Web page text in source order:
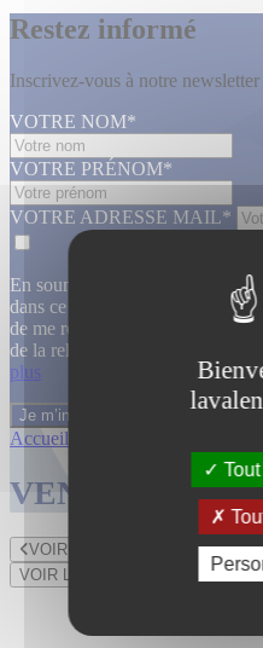
Restez informé
Inscrivez-vous à notre newsletter
VOTRE NOM*
VOTRE PRÉNOM*
VOTRE ADRESSE MAIL*
En soumettant ce formulaire,
dans ce formulaire soient
de me recontacter, pour
de la relation commerciale qui
plus
Accueil
VENTES
VOIR LE LOT PRÉCÉDENT
VOIR LE LOT SUIVANT